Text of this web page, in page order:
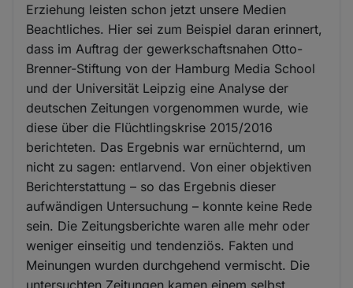
Erziehung leisten schon jetzt unsere Medien
Beachtliches. Hier sei zum Beispiel daran erinnert,
dass im Auftrag der gewerkschaftsnahen Otto-
Brenner-Stiftung von der Hamburg Media School
und der Universität Leipzig eine Analyse der
deutschen Zeitungen vorgenommen wurde, wie
diese über die Flüchtlingskrise 2015/2016
berichteten. Das Ergebnis war ernüchternd, um
nicht zu sagen: entlarvend. Von einer objektiven
Berichterstattung – so das Ergebnis dieser
aufwändigen Untersuchung – konnte keine Rede
sein. Die Zeitungsberichte waren alle mehr oder
weniger einseitig und tendenziös. Fakten und
Meinungen wurden durchgehend vermischt. Die
untersuchten Zeitungen kamen einem selbst